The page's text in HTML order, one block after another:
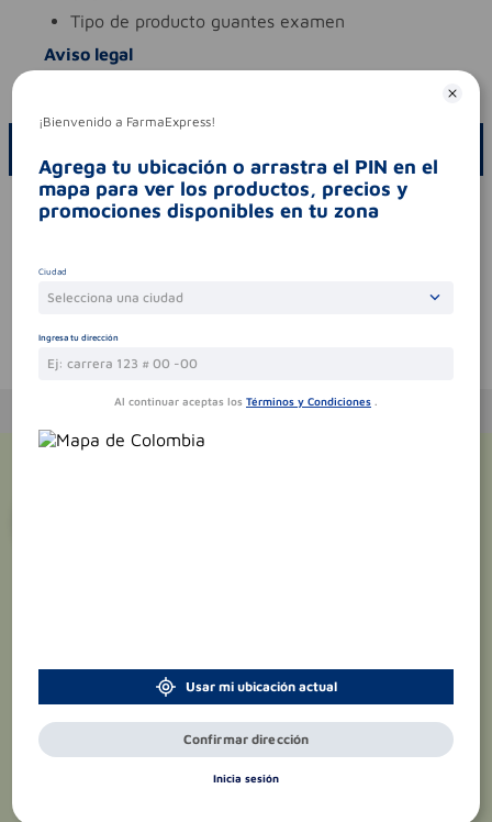
tipo de producto guantes examen
Aviso legal
Por favor, inicie sesión para escribir un comentario
Te puede interesar
¡Bienvenido a FarmaExpress!
Agrega tu ubicación o arrastra el PIN en el
mapa para ver los productos, precios y
promociones disponibles en tu zona
Ciudad
Selecciona una ciudad
Ingresa tu dirección
Al continuar aceptas los Términos y Condiciones .
Usar mi ubicación actual
Confirmar dirección
Inicia sesión